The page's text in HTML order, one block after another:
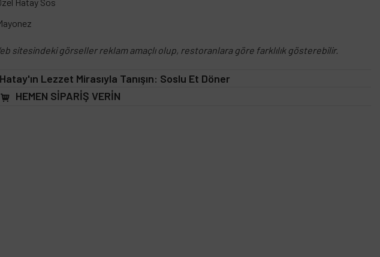
sitesindeki görseller reklam amaçlı olup, restoranlara göre farklılık gösterebilir.
Hatay'ın Lezzet Mirasıyla Tanışın: Soslu Et Döner
HEMEN SİPARİŞ VERİN